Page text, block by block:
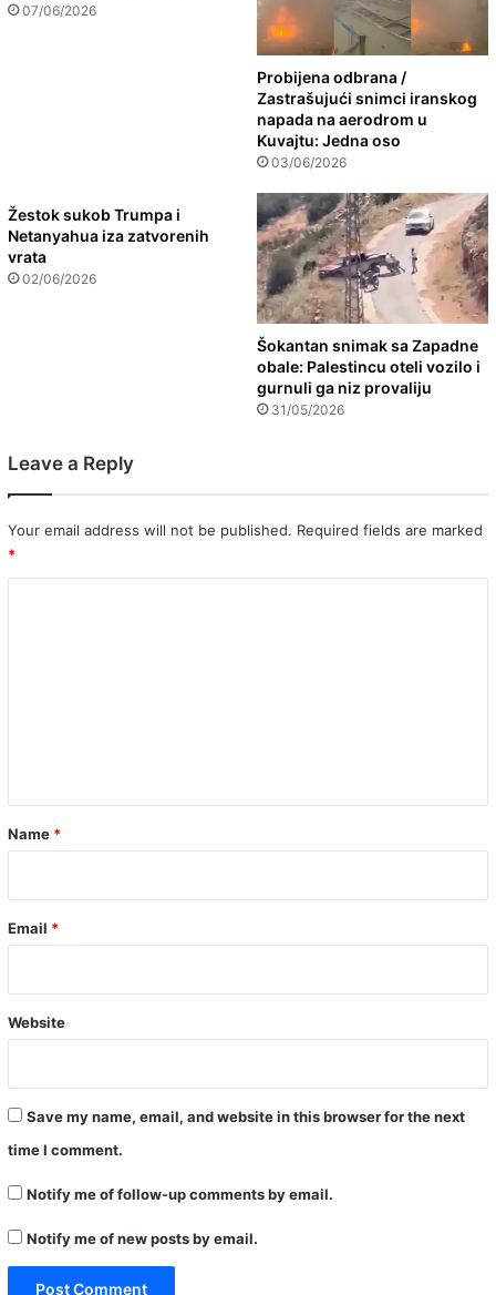
07/06/2026
Probijena odbrana /
Zastrašujući snimci iranskog
napada na aerodrom u
Kuvajtu: Jedna oso
03/06/2026
Žestok sukob Trumpa i
Netanyahua iza zatvorenih
vrata
02/06/2026
Šokantan snimak sa Zapadne
obale: Palestincu oteli vozilo i
gurnuli ga niz provaliju
31/05/2026
Leave a Reply
Your email address will not be published. Required fields are marked
*
*
Name *
Email *
Website
Save my name, email, and website in this browser for the next
time I comment.
Notify me of follow-up comments by email.
Notify me of new posts by email.